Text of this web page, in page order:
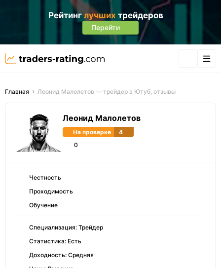
Рейтинглучших трейдеров
Перейти
Главная Леонид Малолетов — трейдер в Ютуб, отзывы
Леонид Малолетов
На проверке
4
0
Честность
Проходимость
Обучение
Специализация: Трейдер
Статистика: Есть
Доходность: Средняя